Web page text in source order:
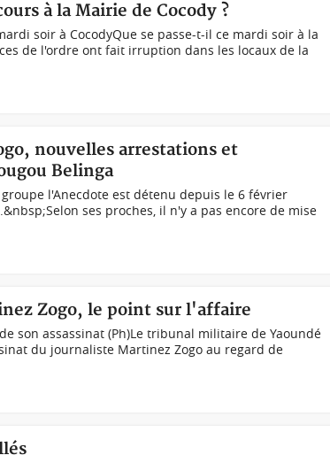
à la Mairie de Cocody ?
soir à CocodyQue se passe-t-il ce mardi soir à la
de l'ordre ont fait irruption dans les locaux de la
nouvelles arrestations et
Belinga
groupe l'Anecdote est détenu depuis le 6 février
ses proches, il n'y a pas encore de mise
Zogo, le point sur l'affaire
son assassinat (Ph)Le tribunal militaire de Yaoundé
du journaliste Martinez Zogo au regard de